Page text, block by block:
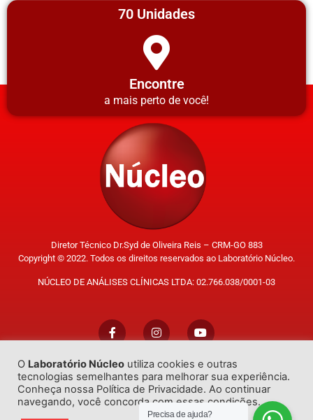
70 Unidades
Encontre
a mais perto de você!
Diretor Técnico Dr.Syd de Oliveira Reis – CRM-GO 883
Copyright © 2022. Todos os direitos reservados ao Laboratório Núcleo.
NÚCLEO DE ANÁLISES CLÍNICAS LTDA: 02.766.038/0001-03
Trabalhe Conosco
O Laboratório Núcleo utiliza cookies e outras
tecnologias semelhantes para melhorar sua experiência.
Conheça nossa Política de Privacidade. Ao continuar
navegando, você concorda com essas condições.
Precisa de ajuda?